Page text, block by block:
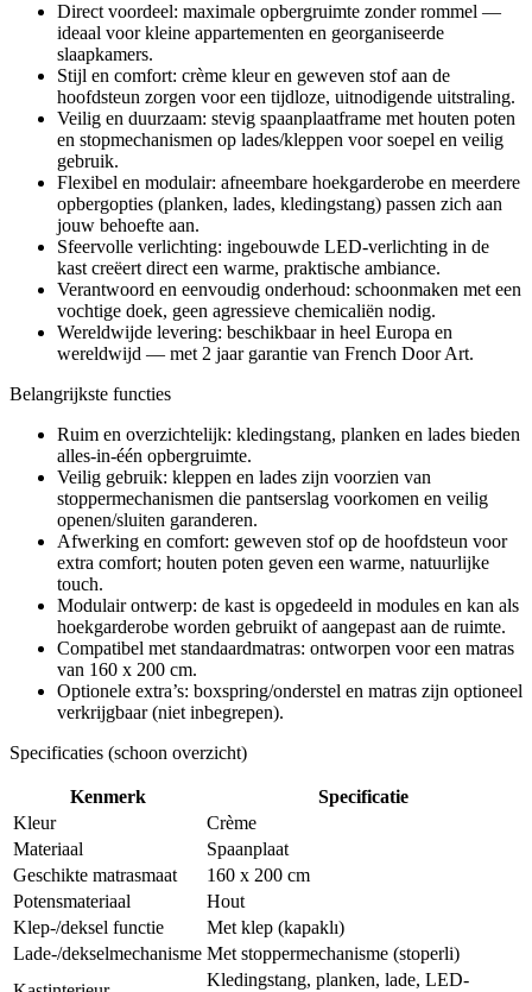
Direct voordeel: maximale opbergruimte zonder rommel —
ideaal voor kleine appartementen en georganiseerde
slaapkamers.
Stijl en comfort: crème kleur en geweven stof aan de
hoofdsteun zorgen voor een tijdloze, uitnodigende uitstraling.
Veilig en duurzaam: stevig spaanplaatframe met houten poten
en stopmechanismen op lades/kleppen voor soepel en veilig
gebruik.
Flexibel en modulair: afneembare hoekgarderobe en meerdere
opbergopties (planken, lades, kledingstang) passen zich aan
jouw behoefte aan.
Sfeervolle verlichting: ingebouwde LED-verlichting in de
kast creëert direct een warme, praktische ambiance.
Verantwoord en eenvoudig onderhoud: schoonmaken met een
vochtige doek, geen agressieve chemicaliën nodig.
Wereldwijde levering: beschikbaar in heel Europa en
wereldwijd — met 2 jaar garantie van French Door Art.
Belangrijkste functies
Ruim en overzichtelijk: kledingstang, planken en lades bieden
alles-in-één opbergruimte.
Veilig gebruik: kleppen en lades zijn voorzien van
stoppermechanismen die pantserslag voorkomen en veilig
openen/sluiten garanderen.
Afwerking en comfort: geweven stof op de hoofdsteun voor
extra comfort; houten poten geven een warme, natuurlijke
touch.
Modulair ontwerp: de kast is opgedeeld in modules en kan als
hoekgarderobe worden gebruikt of aangepast aan de ruimte.
Compatibel met standaardmatras: ontworpen voor een matras
van 160 x 200 cm.
Optionele extra’s: boxspring/onderstel en matras zijn optioneel
verkrijgbaar (niet inbegrepen).
Specificaties (schoon overzicht)
Kenmerk
Specificatie
Kleur
Crème
Materiaal
Spaanplaat
Geschikte matrasmaat
160 x 200 cm
Potensmateriaal
Hout
Klep-/deksel functie
Met klep (kapaklı)
Lade-/dekselmechanisme Met stoppermechanisme (stoperli)
Kledingstang, planken, lade, LED-